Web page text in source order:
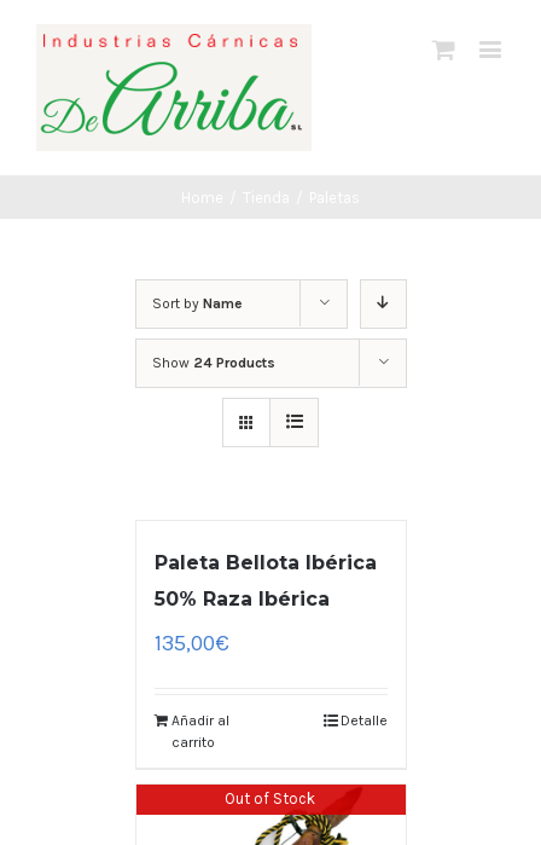
Sort by Name
Show 24 Products
Paleta Bellota Ibérica
50% Raza Ibérica
135,00€
Añadir al
carrito
Detalle
Out of Stock